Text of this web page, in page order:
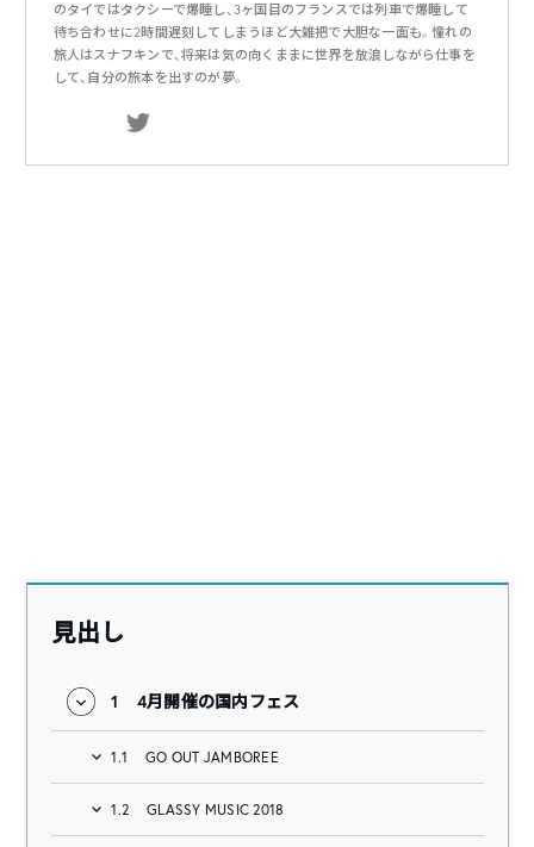
のタイではタクシーで爆睡し、3ヶ国目のフランスでは列車で爆睡して
待ち合わせに2時間遅刻してしまうほど大雑把で大胆な一面も。憧れの
旅人はスナフキンで、将来は気の向くままに世界を放浪しながら仕事を
して、自分の旅本を出すのが夢。
見出し
1 4月開催の国内フェス
1.1 GO OUT JAMBOREE
1.2 GLASSY MUSIC 2018